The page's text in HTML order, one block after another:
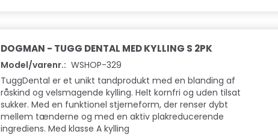
DOGMAN - TUGG DENTAL MED KYLLING S 2PK
Model/varenr.: WSHOP-329
TuggDental er et unikt tandprodukt med en blanding af
råskind og velsmagende kylling. Helt kornfri og uden tilsat
sukker. Med en funktionel stjerneform, der renser dybt
mellem tænderne og med en aktiv plakreducerende
ingrediens. Med klasse A kylling